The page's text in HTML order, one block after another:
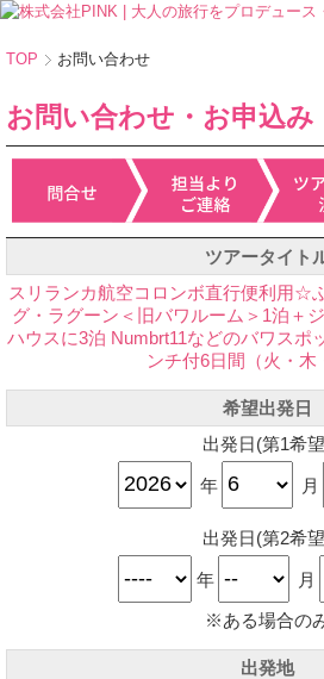
TOP お問い合わせ
お問い合わせ・お申込み
ツアータイト
スリランカ航空コロンボ直行便利用☆
グ・ラグーン＜旧バワルーム＞1泊＋
ハウスに3泊 Numbrt11などのバワスポ
ンチ付6日間（火・木
希望出発日
出発日(第1希
年 月
出発日(第2希
年 月
※ある場合の
出発地